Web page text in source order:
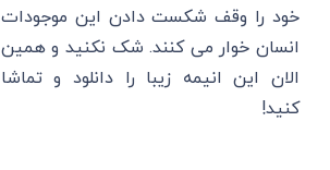
خود را وقف شکست دادن این موجودات
انسان خوار می کنند. شک نکنید و همین
الان این انیمه زیبا را دانلود و تماشا
کنید!